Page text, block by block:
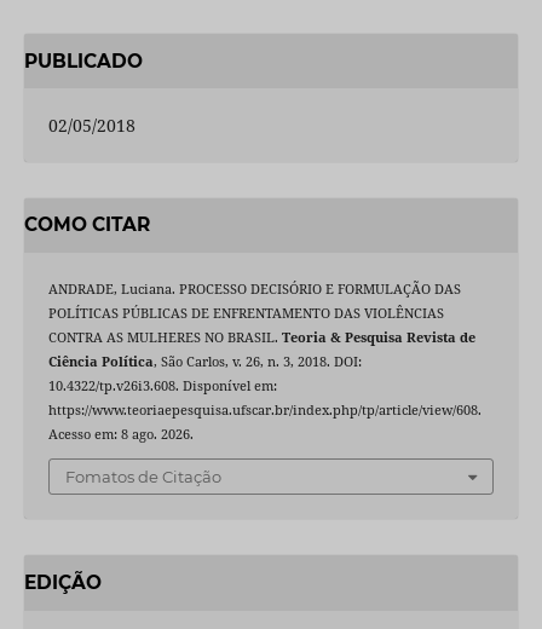
PUBLICADO
02/05/2018
COMO CITAR
ANDRADE, Luciana. PROCESSO DECISÓRIO E FORMULAÇÃO DAS
POLÍTICAS PÚBLICAS DE ENFRENTAMENTO DAS VIOLÊNCIAS
CONTRA AS MULHERES NO BRASIL. Teoria & Pesquisa Revista de
Ciência Política, São Carlos, v. 26, n. 3, 2018. DOI:
10.4322/tp.v26i3.608. Disponível em:
https://www.teoriaepesquisa.ufscar.br/index.php/tp/article/view/608.
Acesso em: 8 ago. 2026.
Fomatos de Citação
EDIÇÃO